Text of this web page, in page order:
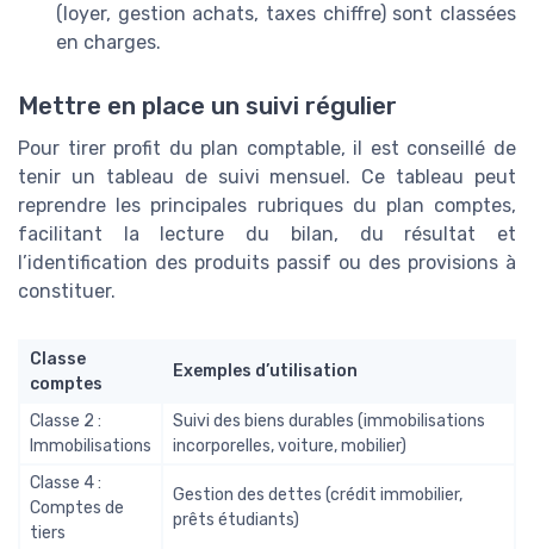
(loyer, gestion achats, taxes chiffre) sont classées
en charges.
Mettre en place un suivi régulier
Pour tirer profit du plan comptable, il est conseillé de
tenir un tableau de suivi mensuel. Ce tableau peut
reprendre les principales rubriques du plan comptes,
facilitant la lecture du bilan, du résultat et
l’identification des produits passif ou des provisions à
constituer.
Classe
comptes
Exemples d’utilisation
Classe 2 :
Immobilisations
Suivi des biens durables (immobilisations
incorporelles, voiture, mobilier)
Classe 4 :
Comptes de
tiers
Gestion des dettes (crédit immobilier,
prêts étudiants)